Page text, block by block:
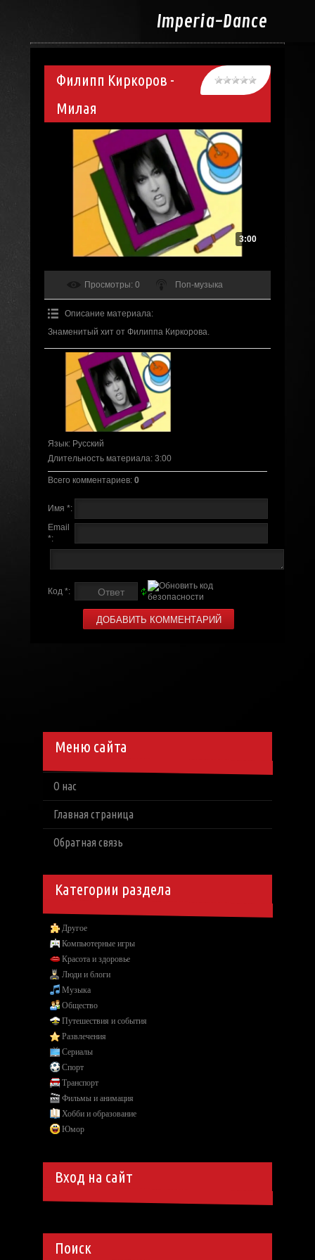
Imperia-Dance
Филипп Киркоров -
Милая
3:00
Просмотры: 0 Поп-музыка
Описание материала:
Знаменитый хит от Филиппа Киркорова.
Язык: Русский
Длительность материала: 3:00
Всего комментариев: 0
Имя *:
Email
*:
Код *:
Меню сайта
О нас
Главная страница
Обратная связь
Категории раздела
Другое
Компьютерные игры
Красота и здоровье
Люди и блоги
Музыка
Общество
Путешествия и события
Развлечения
Сериалы
Спорт
Транспорт
Фильмы и анимация
Хобби и образование
Юмор
Вход на сайт
Поиск